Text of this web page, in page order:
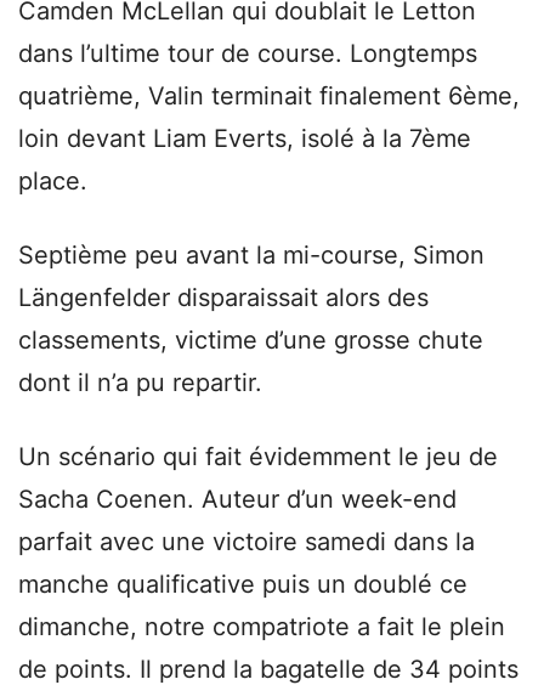
Camden McLellan qui doublait le Letton
dans l’ultime tour de course. Longtemps
quatrième, Valin terminait finalement 6ème,
loin devant Liam Everts, isolé à la 7ème
place.
Septième peu avant la mi-course, Simon
Längenfelder disparaissait alors des
classements, victime d’une grosse chute
dont il n’a pu repartir.
Un scénario qui fait évidemment le jeu de
Sacha Coenen. Auteur d’un week-end
parfait avec une victoire samedi dans la
manche qualificative puis un doublé ce
dimanche, notre compatriote a fait le plein
de points. Il prend la bagatelle de 34 points